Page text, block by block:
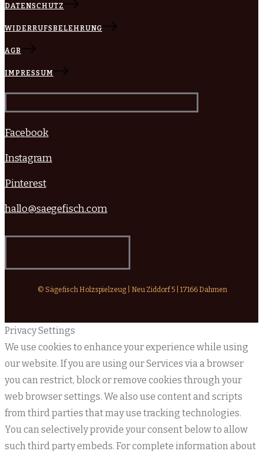
DATENSCHUTZ
WIDERRUFSBELEHRUNG
AGB
IMPRESSUM
Facebook
Instagram
Pinterest
hallo@saegefisch.com
© Sägefisch Holzspielzeug | Neu Ziddorf 5 | 17166 Dahmen
Privacy Settings
We use cookies to enhance your experience while using
our website. If you are using our Services via a browser
you can restrict, block or remove cookies through your
web browser settings. We also use content and scripts
from third parties that may use tracking technologies.
You can selectively provide your consent below to allow
such third party embeds. For complete information about